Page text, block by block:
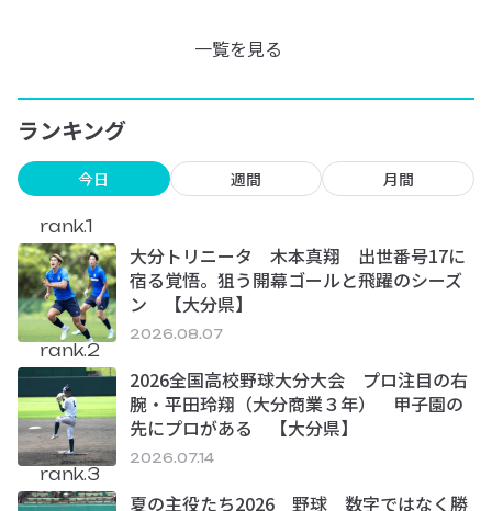
一覧を見る
ランキング
今日 週間 月間
rank.1
大分トリニータ 木本真翔 出世番号17に
宿る覚悟。狙う開幕ゴールと飛躍のシーズ
ン 【大分県】
2026.08.07
rank.2
2026全国高校野球大分大会 プロ注目の右
腕・平田玲翔（大分商業３年） 甲子園の
先にプロがある 【大分県】
2026.07.14
rank.3
夏の主役たち2026 野球 数字ではなく勝